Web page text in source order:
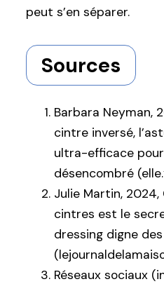
peut s’en séparer.
Sources
Barbara Neyman,
cintre inversé,
ultra-efficace
désencombré
Julie Martin,
cintres est le
dressing digne
Réseaux sociaux